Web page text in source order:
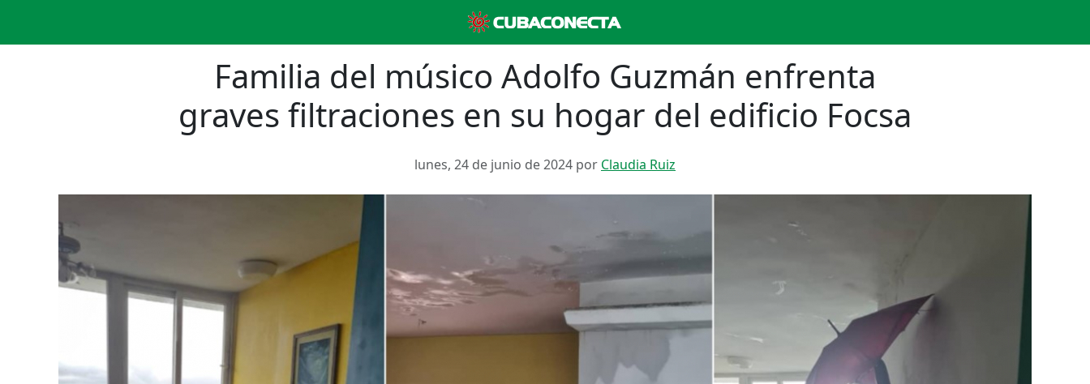
Familia del músico Adolfo Guzmán enfrenta
graves filtraciones en su hogar del edificio Focsa
lunes, 24 de junio de 2024 por Claudia Ruiz